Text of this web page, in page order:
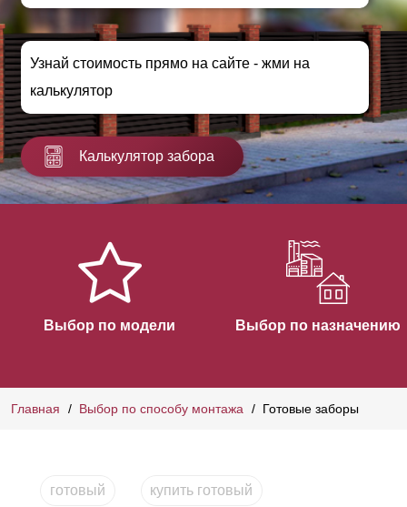
Узнай стоимость прямо на сайте - жми на
калькулятор
Калькулятор забора
Выбор по модели Выбор по назначению
Главная Выбор по способу монтажа Готовые заборы
готовый купить готовый